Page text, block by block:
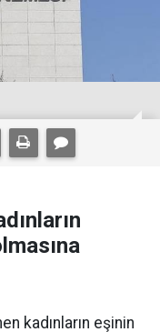
kadınların eşinin